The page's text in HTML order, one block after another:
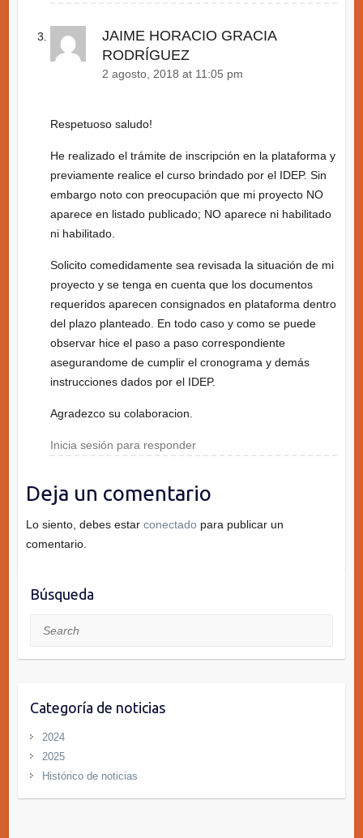
JAIME HORACIO GRACIA
RODRÍGUEZ
2 agosto, 2018 at 11:05 pm
Respetuoso saludo!
He realizado el trámite de inscripción en la plataforma y
previamente realice el curso brindado por el IDEP. Sin
embargo noto con preocupación que mi proyecto NO
aparece en listado publicado; NO aparece ni habilitado
ni habilitado.
Solicito comedidamente sea revisada la situación de mi
proyecto y se tenga en cuenta que los documentos
requeridos aparecen consignados en plataforma dentro
del plazo planteado. En todo caso y como se puede
observar hice el paso a paso correspondiente
asegurandome de cumplir el cronograma y demás
instrucciones dados por el IDEP.
Agradezco su colaboracion.
Inicia sesión para responder
Deja un comentario
Lo siento, debes estar conectadopara publicar un
comentario.
Búsqueda
Search
Categoría de noticias
2024
2025
Histórico de noticias